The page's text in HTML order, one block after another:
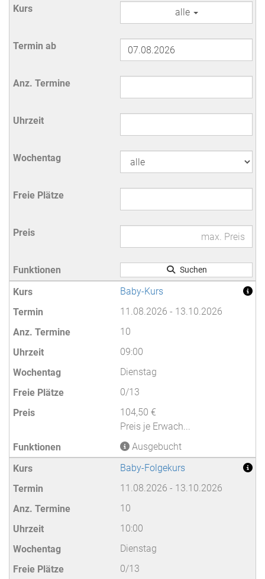
alle
Suchen
Baby-Kurs
11.08.2026 - 13.10.2026
10
09:00
Dienstag
0/13
104,50 €
Preis je Erwach...
Ausgebucht
Baby-Folgekurs
11.08.2026 - 13.10.2026
10
10:00
Dienstag
0/13